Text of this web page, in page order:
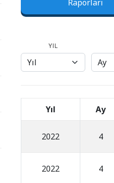
Raporları
YIL
Yıl Ay
2022 4
2022 4